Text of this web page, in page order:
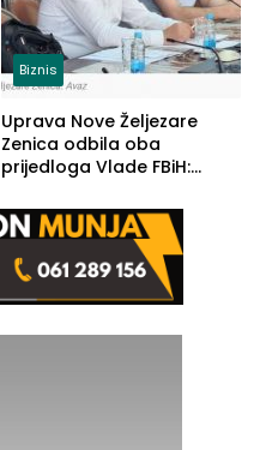
Biznis
Uprava Nove Željezare
Zenica odbila oba
prijedloga Vlade FBiH:
rješenje